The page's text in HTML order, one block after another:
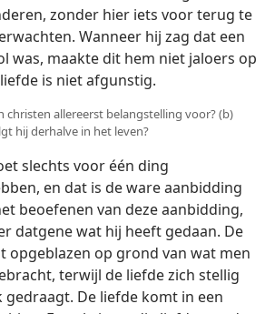
zonder hier iets voor terug te
Wanneer hij zag dat een
was, maakte dit hem niet jaloers op
is niet afgunstig.
christen allereerst belangstelling voor? (b)
hij derhalve in het leven?
slechts voor één ding
en dat is de ware aanbidding
beoefenen van deze aanbidding,
datgene wat hij heeft gedaan. De
opgeblazen op grond van wat men
terwijl de liefde zich stellig
De liefde komt in een